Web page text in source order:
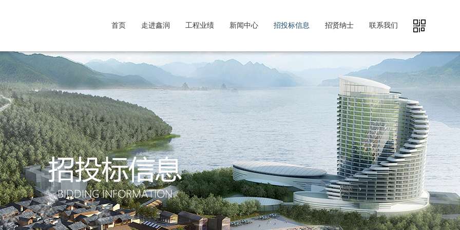
首页 走进鑫润 工程业绩 新闻中心 招投标信息 招贤纳士 联系我们